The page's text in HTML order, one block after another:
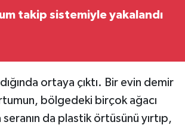
takip sistemiyle yakalandı
ortaya çıktı. Bir evin demir
bölgedeki birçok ağacı
da plastik örtüsünü yırtıp,